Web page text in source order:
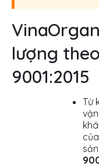
lượng
9001:2015
Từ